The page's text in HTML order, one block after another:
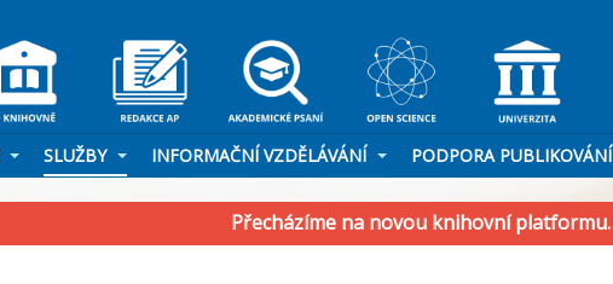
SLUŽBY INFORMAČNÍ VZDĚLÁVÁNÍ PODPORA PUBLIKOVÁNÍ
Přecházíme na novou knihovní platformu.